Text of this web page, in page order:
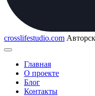
crosslifestudio.com
Главная
О проекте
Блог
Контакты